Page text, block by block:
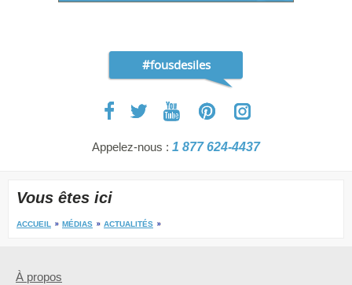
#fousdesiles
Appelez-nous : 1 877 624-4437
Vous êtes ici
ACCUEIL MÉDIAS ACTUALITÉS
À propos